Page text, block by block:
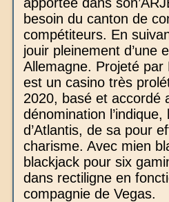
besoin du canton de
compétiteurs. En
jouir pleinement d’une
Allemagne. Projeté par
est un casino très
2020, basé et accordé
dénomination
d’Atlantis, de sa pour
charisme. Avec mien
blackjack pour six
dans rectiligne en
compagnie de Vegas.